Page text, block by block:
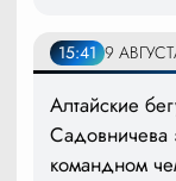
15:41 9
Алтайские
Садовничева
командном